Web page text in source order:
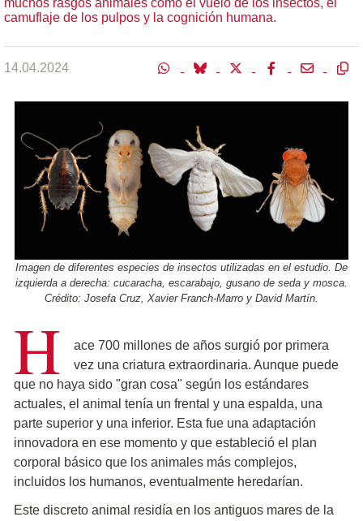
muchos rasgos animales como el vuelo de los insectos, el
camuflaje de los pulpos y la cognición humana.
14.04.2024
Imagen de diferentes especies de insectos utilizadas en el estudio. De
izquierda a derecha: cucaracha, escarabajo, gusano de seda y mosca.
Crédito: Josefa Cruz, Xavier Franch-Marro y David Martín.
H
ace 700 millones de años surgió por primera
vez una criatura extraordinaria. Aunque puede
que no haya sido "gran cosa" según los estándares
actuales, el animal tenía un frental y una espalda, una
parte superior y una inferior. Esta fue una adaptación
innovadora en ese momento y que estableció el plan
corporal básico que los animales más complejos,
incluidos los humanos, eventualmente heredarían.
Este discreto animal residía en los antiguos mares de la